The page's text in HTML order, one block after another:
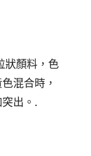
狀顏料，色
混合時，
出。.